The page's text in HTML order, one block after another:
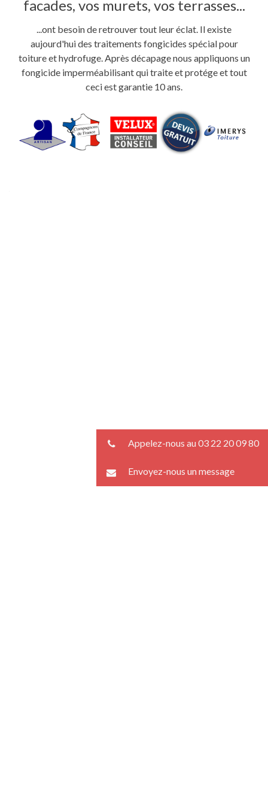
facades, vos murets, vos terrasses...
...ont besoin de retrouver tout leur éclat. Il existe
aujourd'hui des traitements fongicides spécial pour
toiture et hydrofuge. Après décapage nous appliquons un
fongicide imperméabilisant qui traite et protége et tout
ceci est garantie 10 ans.
Appelez-nous au 03 22 20 09 80
Envoyez-nous un message